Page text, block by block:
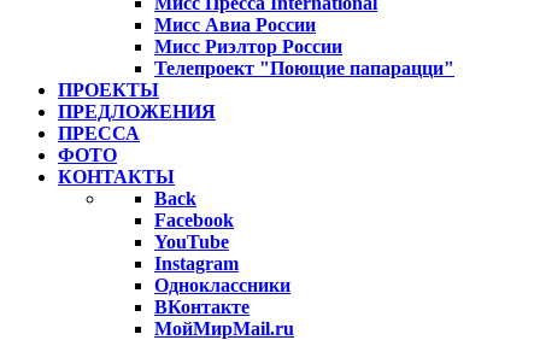
Мисс Авиа России
Мисс Риэлтор России
Телепроект "Поющие папарацци"
ПРОЕКТЫ
ПРЕДЛОЖЕНИЯ
ПРЕССА
ФОТО
КОНТАКТЫ
Back
Facebook
YouTube
Instagram
Одноклассники
ВКонтакте
МойМирMail.ru